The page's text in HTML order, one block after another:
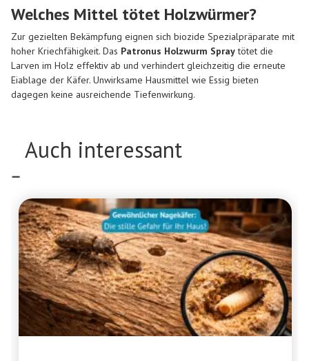
Welches Mittel tötet Holzwürmer?
Zur gezielten Bekämpfung eignen sich biozide Spezialpräparate mit
hoher Kriechfähigkeit. Das Patronus Holzwurm Spraytötet die
Larven im Holz effektiv ab und verhindert gleichzeitig die erneute
Eiablage der Käfer. Unwirksame Hausmittel wie Essig bieten
dagegen keine ausreichende Tiefenwirkung.
Auch interessant